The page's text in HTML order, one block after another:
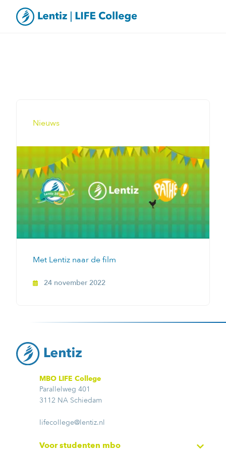
Nieuws
Met Lentiz naar de film
24 november 2022
MBO LIFE College
Parallelweg 401
3112 NA Schiedam
lifecollege@lentiz.nl
Voor studenten mbo